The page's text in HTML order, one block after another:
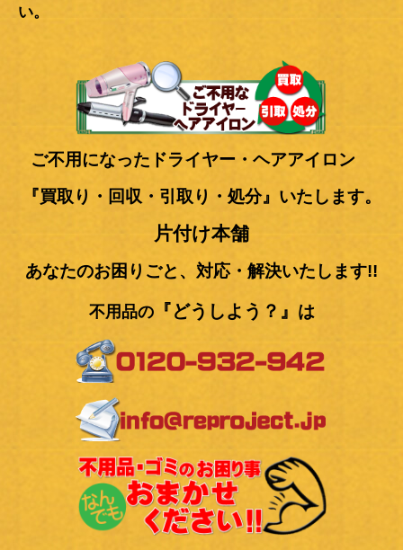
い。
ご不用になったドライヤー・ヘアアイロン
『買取り・回収・引取り・処分』いたします。
片付け本舗
あなたのお困りごと、対応・解決いたします!!
不用品の『どうしよう ？』 は